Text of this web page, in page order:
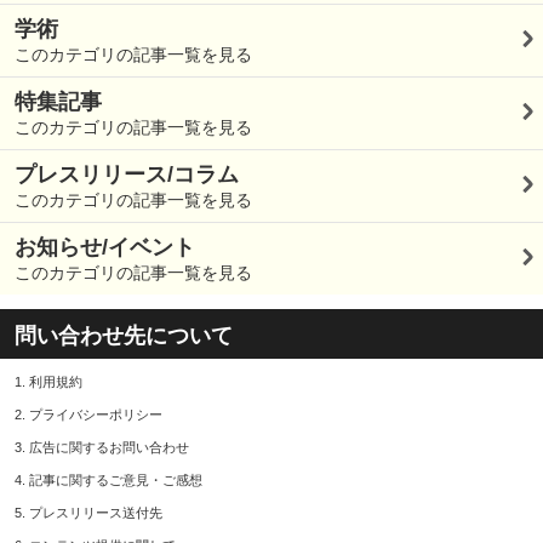
学術
このカテゴリの記事一覧を見る
特集記事
このカテゴリの記事一覧を見る
プレスリリース/コラム
このカテゴリの記事一覧を見る
お知らせ/イベント
このカテゴリの記事一覧を見る
問い合わせ先について
1. 利用規約
2. プライバシーポリシー
3. 広告に関するお問い合わせ
4. 記事に関するご意見・ご感想
5. プレスリリース送付先